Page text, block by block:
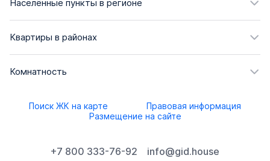
Населённые пункты в регионе
Квартиры в районах
Комнатность
Поиск ЖК на карте
Правовая информация
Размещение на сайте
+7 800 333-76-92 info@gid.house